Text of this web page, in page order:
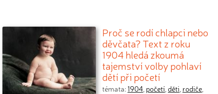
Proč se rodí chlapci nebo
děvčata? Text z roku
1904 hledá zkoumá
tajemství volby pohlaví
dětí při početí
témata:1904, početí,děti, rodiče,